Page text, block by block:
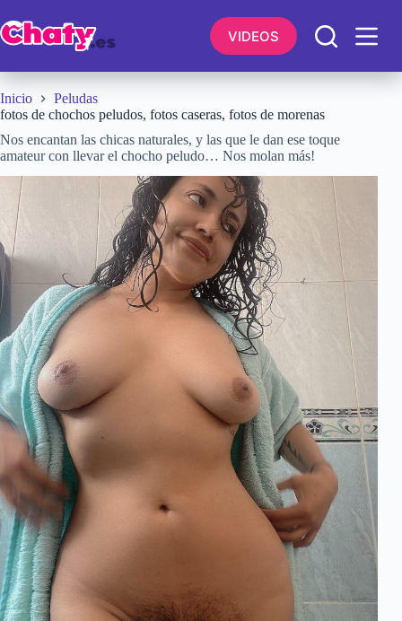
al
contenido
VIDEOS
Inicio
Peludas
fotos de chochos peludos, fotos caseras, fotos de morenas
Nos encantan las chicas naturales, y las que le dan ese toque
amateur con llevar el chocho peludo… Nos molan más!